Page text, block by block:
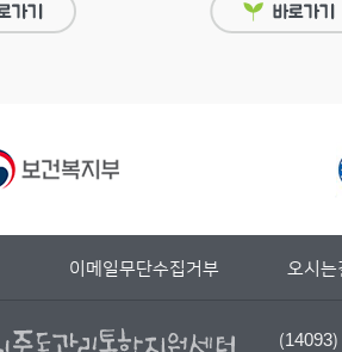
이메일무단수집거부 오시는